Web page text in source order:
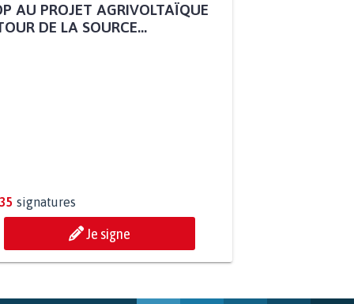
signatures
Je signe